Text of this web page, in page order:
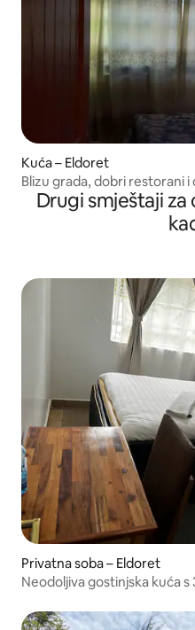
Kuća – Eldoret
Blizu grada, dobri restorani
Drugi smještaji
Privatna soba – Eldoret
Neodoljiva gostinjska kuća